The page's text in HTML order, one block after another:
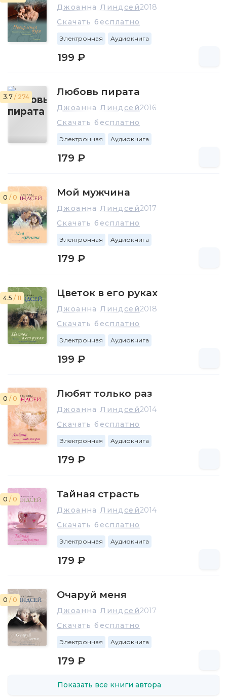
Джоанна Линдсей2018
Скачать бесплатно
Электронная Аудиокнига
199 ₽
3.7 / 274 Любовь пирата
Джоанна Линдсей2016
Скачать бесплатно
Электронная Аудиокнига
179 ₽
0 / 0 Мой мужчина
Джоанна Линдсей2017
Скачать бесплатно
Электронная Аудиокнига
179 ₽
4.5 / 11 Цветок в его руках
Джоанна Линдсей2018
Скачать бесплатно
Электронная Аудиокнига
199 ₽
0 / 0 Любят только раз
Джоанна Линдсей2014
Скачать бесплатно
Электронная Аудиокнига
179 ₽
0 / 0 Тайная страсть
Джоанна Линдсей2014
Скачать бесплатно
Электронная Аудиокнига
179 ₽
0 / 0 Очаруй меня
Джоанна Линдсей2017
Скачать бесплатно
Электронная Аудиокнига
179 ₽
Показать все книги автора